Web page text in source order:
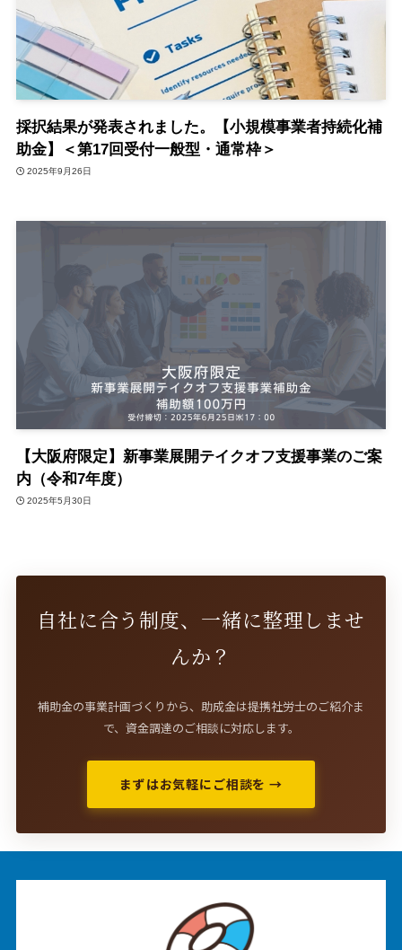
採択結果が発表されました。【小規模事業者持続化補
助金】＜第17回受付一般型・通常枠＞
2025年9月26日
【大阪府限定】新事業展開テイクオフ支援事業のご案
内（令和7年度）
2025年5月30日
自社に合う制度、一緒に整理しませ
んか？
補助金の事業計画づくりから、助成金は提携社労士のご紹介ま
で、資金調達のご相談に対応します。
まずはお気軽にご相談を →